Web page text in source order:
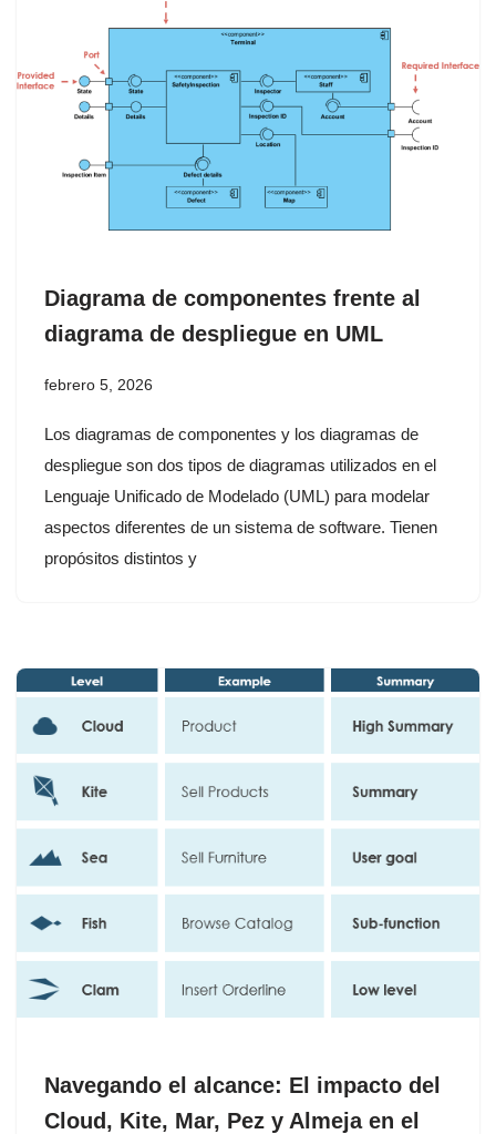
Diagrama de componentes frente al
diagrama de despliegue en UML
febrero 5, 2026
Los diagramas de componentes y los diagramas de
despliegue son dos tipos de diagramas utilizados en el
Lenguaje Unificado de Modelado (UML) para modelar
aspectos diferentes de un sistema de software. Tienen
propósitos distintos y
Navegando el alcance: El impacto del
Cloud, Kite, Mar, Pez y Almeja en el